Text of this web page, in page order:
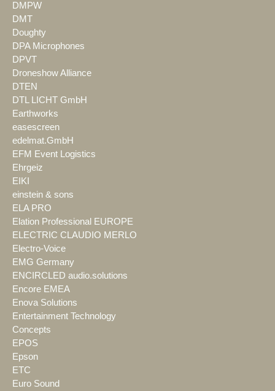
DMPW
DMT
Doughty
DPA Microphones
DPVT
Droneshow Alliance
DTEN
DTL LICHT GmbH
Earthworks
easescreen
edelmat.GmbH
EFM Event Logistics
Ehrgeiz
EIKI
einstein & sons
ELA PRO
Elation Professional EUROPE
ELECTRIC CLAUDIO MERLO
Electro-Voice
EMG Germany
ENCIRCLED audio.solutions
Encore EMEA
Enova Solutions
Entertainment Technology
Concepts
EPOS
Epson
ETC
Euro Sound